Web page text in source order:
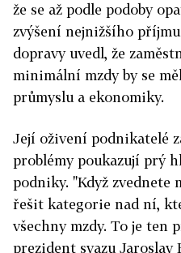
že se až podle podoby
zvýšení nejnižšího
dopravy uvedl, že
minimální mzdy by se
průmyslu a ekonomiky.
Její oživení podnikatelé
problémy poukazují prý
podniky. "Když zvednete
řešit kategorie nad ní,
všechny mzdy. To je ten
prezident svazu Jaroslav